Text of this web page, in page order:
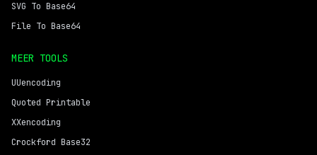
SVG To Base64
File To Base64
MEER TOOLS
UUencoding
Quoted Printable
XXencoding
Crockford Base32